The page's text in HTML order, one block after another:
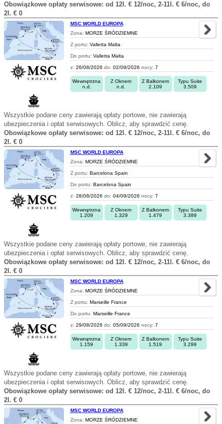
Obowiązkowe opłaty serwisowe: od 12l. € 12/noc, 2-11l. € 6/noc, do
2l. € 0
MSC WORLD EUROPA
Zona: MORZE ŚRÓDZIEMNE
Z portu: Valletta Malta
Do portu: Valletta Malta
z: 26/08/2026 do: 02/09/2026 nocy: 7
Wewnętrzna
n.d.
Z Oknem
n.d.
Z Balkonem
2.109
Typu Suite
3.509
Wszystkie podane ceny zawierają opłaty portowe, nie zawierają
ubezpieczenia i opłat serwisowych. Oblicz, aby sprawdzić cenę.
Obowiązkowe opłaty serwisowe: od 12l. € 12/noc, 2-11l. € 6/noc, do
2l. € 0
MSC WORLD EUROPA
Zona: MORZE ŚRÓDZIEMNE
Z portu: Barcelona Spain
Do portu: Barcelona Spain
z: 28/08/2026 do: 04/09/2026 nocy: 7
Wewnętrzna
1.209
Z Oknem
1.329
Z Balkonem
1.479
Typu Suite
3.389
Wszystkie podane ceny zawierają opłaty portowe, nie zawierają
ubezpieczenia i opłat serwisowych. Oblicz, aby sprawdzić cenę.
Obowiązkowe opłaty serwisowe: od 12l. € 12/noc, 2-11l. € 6/noc, do
2l. € 0
MSC WORLD EUROPA
Zona: MORZE ŚRÓDZIEMNE
Z portu: Marseille France
Do portu: Marseille France
z: 29/08/2026 do: 05/09/2026 nocy: 7
Wewnętrzna
1.159
Z Oknem
1.339
Z Balkonem
1.519
Typu Suite
3.299
Wszystkie podane ceny zawierają opłaty portowe, nie zawierają
ubezpieczenia i opłat serwisowych. Oblicz, aby sprawdzić cenę.
Obowiązkowe opłaty serwisowe: od 12l. € 12/noc, 2-11l. € 6/noc, do
2l. € 0
MSC WORLD EUROPA
Zona: MORZE ŚRÓDZIEMNE